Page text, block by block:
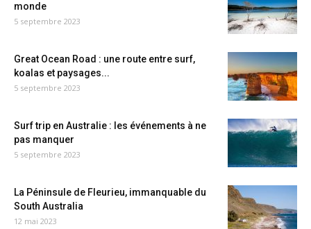
monde
5 septembre 2023
Great Ocean Road : une route entre surf,
koalas et paysages...
5 septembre 2023
Surf trip en Australie : les événements à ne
pas manquer
5 septembre 2023
La Péninsule de Fleurieu, immanquable du
South Australia
12 mai 2023